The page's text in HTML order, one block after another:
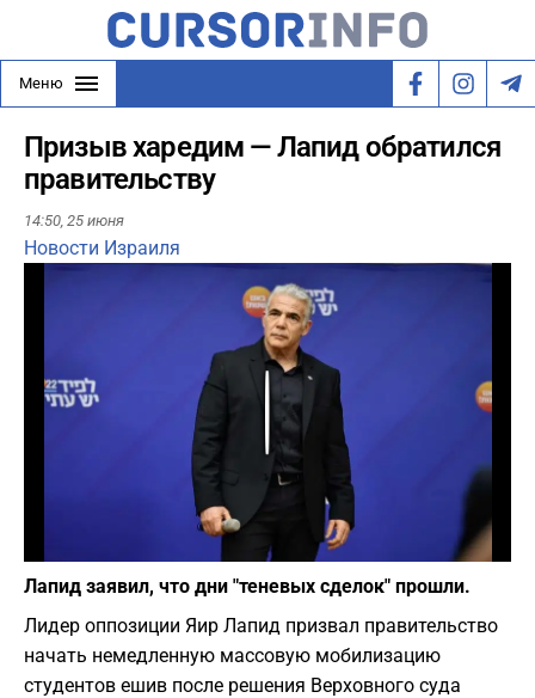
Меню
Призыв харедим — Лапид обратился
правительству
14:50, 25 июня
Новости Израиля
Play
Фото: Элад Гутман
Лапид заявил, что дни "теневых сделок" прошли.
Лидер оппозиции Яир Лапид призвал правительство
начать немедленную массовую мобилизацию
студентов ешив после решения Верховного суда